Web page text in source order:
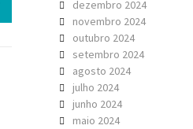
dezembro 2024
novembro 2024
outubro 2024
setembro 2024
agosto 2024
julho 2024
junho 2024
maio 2024